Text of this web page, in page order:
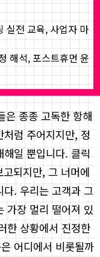
실전 교육, 사업자 마
해석, 포스트휴먼 윤
은 종종 고독한 항해
럼 주어지지만, 정
일 뿐입니다. 클릭
되지만, 그 너머에
다. 우리는 고객과 그
가장 멀리 떨어져 있
한 상황에서 진정한
어디에서 비롯될까